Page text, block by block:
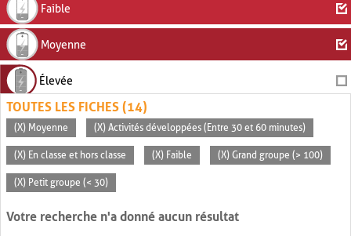
Faible
Moyenne
Élevée
TOUTES LES FICHES (14)
(X) Moyenne (X) Activités développées (Entre 30 et 60 minutes)
(X) En classe et hors classe (X) Faible (X) Grand groupe (> 100)
(X) Petit groupe (< 30)
Votre recherche n'a donné aucun résultat